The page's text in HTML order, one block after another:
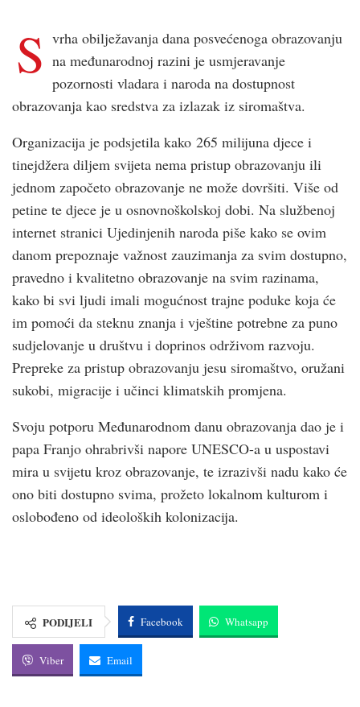
S vrha obilježavanja dana posvećenoga obrazovanju
na međunarodnoj razini je usmjeravanje
pozornosti vladara i naroda na dostupnost
obrazovanja kao sredstva za izlazak iz siromaštva.
Organizacija je podsjetila kako 265 milijuna djece i
tinejdžera diljem svijeta nema pristup obrazovanju ili
jednom započeto obrazovanje ne može dovršiti. Više od
petine te djece je u osnovnoškolskoj dobi. Na službenoj
internet stranici Ujedinjenih naroda piše kako se ovim
danom prepoznaje važnost zauzimanja za svim dostupno,
pravedno i kvalitetno obrazovanje na svim razinama,
kako bi svi ljudi imali mogućnost trajne poduke koja će
im pomoći da steknu znanja i vještine potrebne za puno
sudjelovanje u društvu i doprinos održivom razvoju.
Prepreke za pristup obrazovanju jesu siromaštvo, oružani
sukobi, migracije i učinci klimatskih promjena.
Svoju potporu Međunarodnom danu obrazovanja dao je i
papa Franjo ohrabrivši napore UNESCO-a u uspostavi
mira u svijetu kroz obrazovanje, te izrazivši nadu kako će
ono biti dostupno svima, prožeto lokalnom kulturom i
oslobođeno od ideoloških kolonizacija.
PODIJELI Facebook Whatsapp
Viber Email